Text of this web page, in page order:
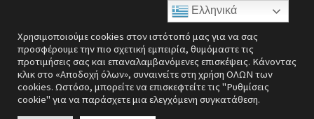
μετάβαση
στην
πλοήγηση
σε
περιεχόμενο
Ενεργειακές εστίες
Χρησιμοποιούμε cookies στον ιστότοπό μας για να σας
προσφέρουμε την πιο σχετική εμπειρία, θυμόμαστε τις
προτιμήσεις σας και επαναλαμβανόμενες επισκέψεις. Κάνοντας
κλικ στο «Αποδοχή όλων», συναινείτε στη χρήση ΟΛΩΝ των
cookies. Ωστόσο, μπορείτε να επισκεφτείτε τις "Ρυθμίσεις
cookie" για να παράσχετε μια ελεγχόμενη συγκατάθεση.
Ελληνικά